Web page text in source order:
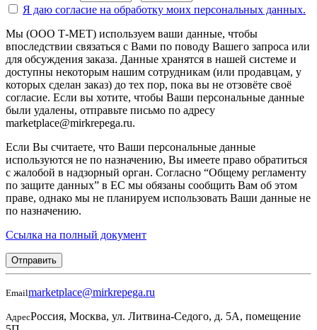
Я даю согласие на обработку моих персональных данных.
Мы (ООО Т-МЕТ) используем ваши данные, чтобы
впоследствии связаться с Вами по поводу Вашего запроса или
для обсуждения заказа. Данные хранятся в нашей системе и
доступны некоторым нашим сотрудникам (или продавцам, у
которых сделан заказ) до тех пор, пока вы не отзовёте своё
согласие. Если вы хотите, чтобы Ваши персональные данные
были удалены, отправьте письмо по адресу
marketplace@mirkrepega.ru.
Если Вы считаете, что Ваши персональные данные
используются не по назначению, Вы имеете право обратиться
с жалобой в надзорный орган. Согласно “Общему регламенту
по защите данных” в ЕС мы обязаны сообщить Вам об этом
праве, однако мы не планируем использовать Ваши данные не
по назначению.
Ссылка на полный документ
Отправить
Emailmarketplace@mirkrepega.ru
АдресРоссия, Москва, ул. Литвина-Седого, д. 5А, помещение